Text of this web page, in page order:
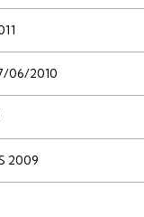
06/2010
2009